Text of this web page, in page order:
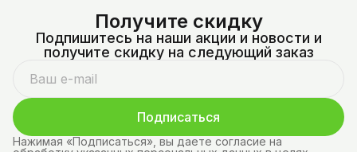
Получите скидку
Подпишитесь на наши акции и новости и
получите скидку на следующий заказ
Подписаться
Нажимая «Подписаться», вы даете согласие на